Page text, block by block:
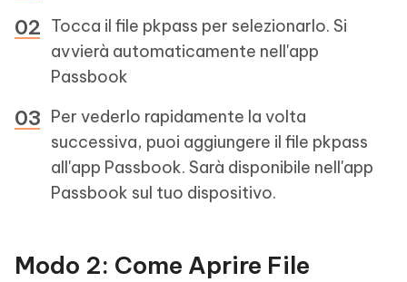
Tocca il file pkpass per selezionarlo. Si
avvierà automaticamente nell'app
Passbook
Per vederlo rapidamente la volta
successiva, puoi aggiungere il file pkpass
all'app Passbook. Sarà disponibile nell'app
Passbook sul tuo dispositivo.
Modo 2: Come Aprire File